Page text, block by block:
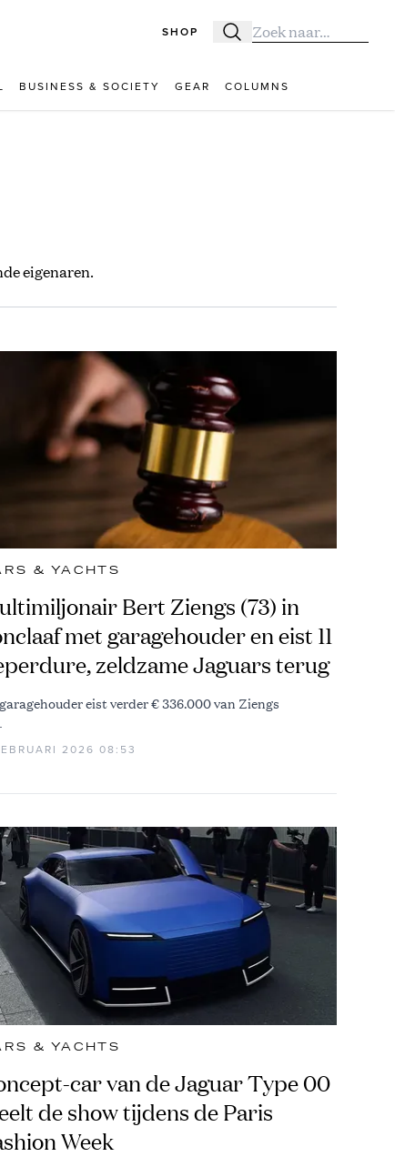
SHOP Zoeken
Zoek naar:
BUSINESS & SOCIETY GEAR COLUMNS
eigenaren.
& YACHTS
Bert Ziengs (73) in
met garagehouder en eist 11
zeldzame Jaguars terug
eist verder € 336.000 van Ziengs
2026 08:53
& YACHTS
car van de Jaguar Type 00
de show tijdens de Paris
Week